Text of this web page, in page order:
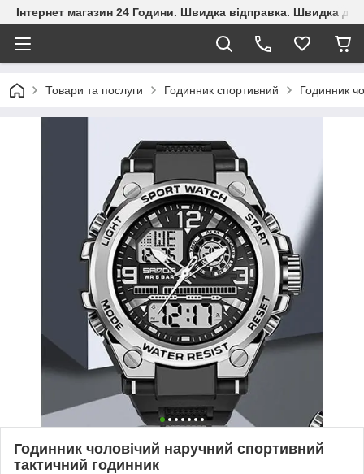
Інтернет магазин 24 Години. Швидка відправка. Швидка
Товари та послуги Годинник спортивний Годинник
Годинник чоловічий наручний спортивний
тактичний годинник